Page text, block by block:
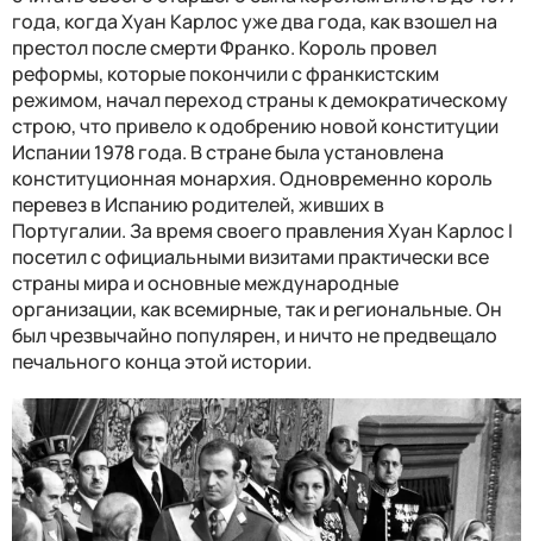
года, когда Хуан Карлос уже два года, как взошел на
престол после смерти Франко. Король провел
реформы, которые покончили с франкистским
режимом, начал переход страны к демократическому
строю, что привело к одобрению новой конституции
Испании 1978 года. В стране была установлена
конституционная монархия. Одновременно король
перевез в Испанию родителей, живших в
Португалии. За время своего правления Хуан Карлос I
посетил с официальными визитами практически все
страны мира и основные международные
организации, как всемирные, так и региональные. Он
был чрезвычайно популярен, и ничто не предвещало
печального конца этой истории.